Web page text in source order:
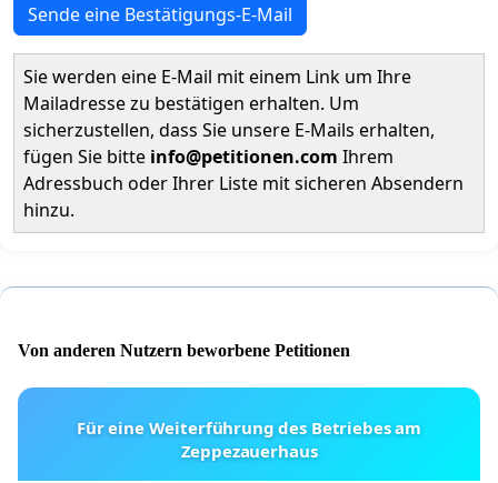
Sende eine Bestätigungs-E-Mail
Sie werden eine E-Mail mit einem Link um Ihre
Mailadresse zu bestätigen erhalten. Um
sicherzustellen, dass Sie unsere E-Mails erhalten,
fügen Sie bitte info@petitionen.com Ihrem
Adressbuch oder Ihrer Liste mit sicheren Absendern
hinzu.
Von anderen Nutzern beworbene Petitionen
Für eine Weiterführung des Betriebes am
Zeppezauerhaus